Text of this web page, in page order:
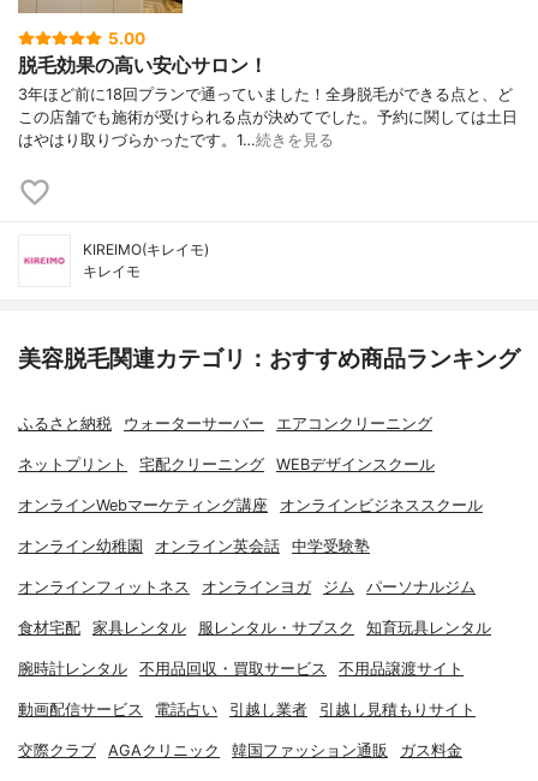
5.00
脱毛効果の高い安心サロン！
3年ほど前に18回プランで通っていました！全身脱毛ができる点と、ど
この店舗でも施術が受けられる点が決めてでした。予約に関しては土日
はやはり取りづらかったです。1…続きを見る
KIREIMO(キレイモ)
キレイモ
美容脱毛関連カテゴリ：おすすめ商品ランキング
ふるさと納税 ウォーターサーバー エアコンクリーニング
ネットプリント 宅配クリーニング WEBデザインスクール
オンラインWebマーケティング講座 オンラインビジネススクール
オンライン幼稚園 オンライン英会話 中学受験塾
オンラインフィットネス オンラインヨガ ジム パーソナルジム
食材宅配 家具レンタル 服レンタル・サブスク 知育玩具レンタル
腕時計レンタル 不用品回収・買取サービス 不用品譲渡サイト
動画配信サービス 電話占い 引越し業者 引越し見積もりサイト
交際クラブ AGAクリニック 韓国ファッション通販 ガス料金